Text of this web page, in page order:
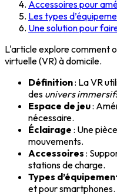
Accessoires pour
Les types
Une solution pour
L'article explore comment
virtuelle (VR) à domicile.
Définition: La VR
des univers
Espace de jeu:
nécessaire.
Éclairage : Une
mouvements.
Accessoires :
stations de charge.
Types
et pour smartphones.